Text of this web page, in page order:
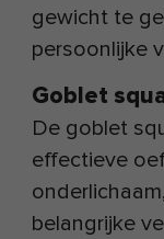
gewicht te
persoonlijke
Goblet
De goblet
effectieve
belangrijke